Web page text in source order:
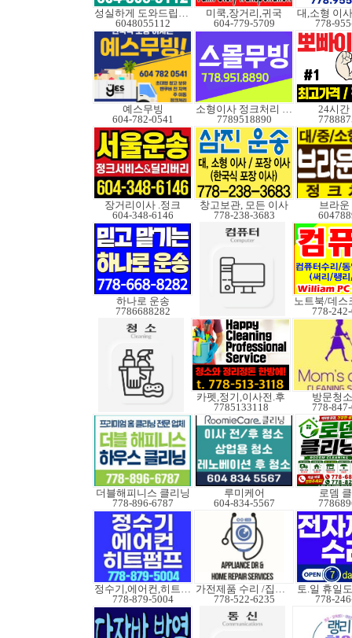
성실하게 도와드립니다
6048055112
미쿡,장거리,귀국
604-779-5709
778-
예스무빙
604-782-0541
소형이사 정크처리 무빙
7789518890
24시간
장거리이사 .정크
604-348-6146
창고보관, 모든 이사
778-238-3683
브라운
하나로 운송
7786688282
778-
카펫,정기,이사전.후
7785133118
방문청
778-
더블해피니스 클리닝
778-896-6787
루미케어
604-834-5567
로뎀
정수기,에어컨,히트펌프
778-879-5004
가전제품 수리 /집수리
778-522-6235
778-